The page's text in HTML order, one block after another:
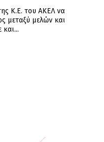
Κ.Ε. του ΑΚΕΛ να
μεταξύ μελών και
και